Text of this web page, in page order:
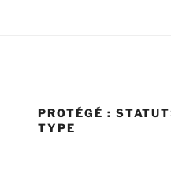
PROTÉGÉ :
TYPE